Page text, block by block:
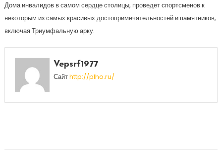
Дома инвалидов в самом сердце столицы, проведет спортсменов к
некоторым из самых красивых достопримечательностей и памятников,
включая Триумфальную арку.
Vepsrf1977
Сайтhttp://plho.ru/